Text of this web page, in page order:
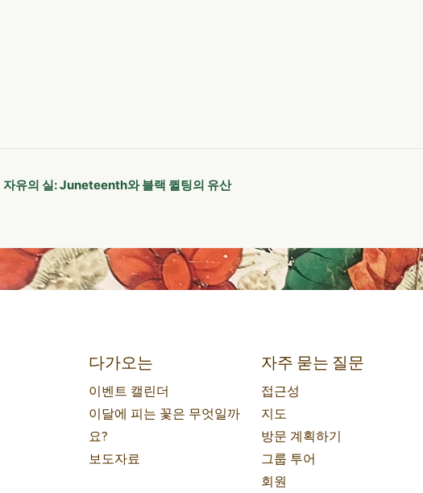
자유의 실: Juneteenth와 블랙 퀼팅의 유산
다가오는
이벤트 캘린더
이달에 피는 꽃은 무엇일까
요?
보도자료
자주 묻는 질문
접근성
지도
방문 계획하기
그룹 투어
회원